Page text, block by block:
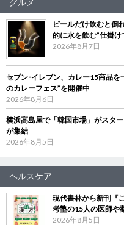
グルメ
ビールだけ飲むと倒
的に水を飲む”仕掛
2026年8月7日
セブン‐イレブン、カレー15商品
のカレーフェス”を開催中
2026年8月6日
横浜高島屋で「韓国市場」がスタ
が集結
2026年8月5日
ヘルスケア
現代書林から新刊『
考塾の15人の医師や
2026年8月5日